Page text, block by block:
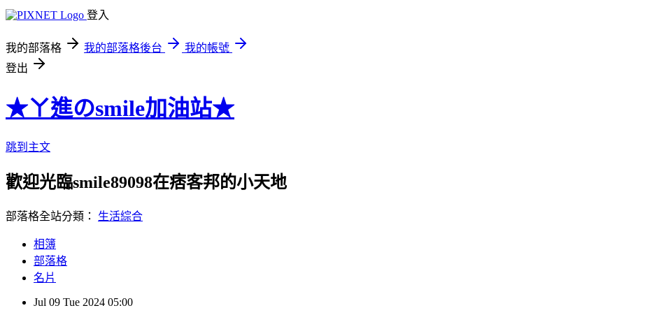
登入
我的部落格 我的部落格後台
我的帳號
登出
★ㄚ進のsmile加油站★
跳到主文
歡迎光臨smile89098在痞客邦的小天地
部落格全站分類： 生活綜合
相簿
部落格
名片
Jul 09 Tue 2024 05:00